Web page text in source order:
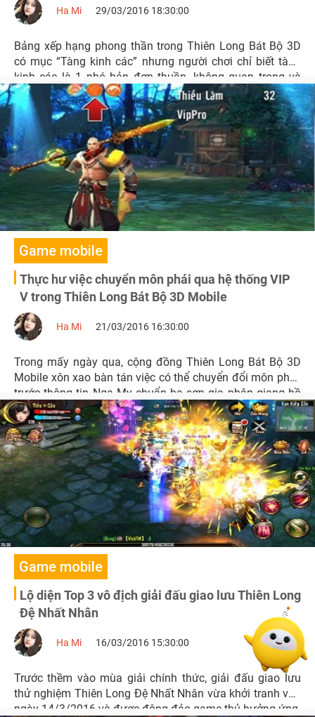
Ha Mi 29/03/2016 18:30:00
Bảng xếp hạng phong thần trong Thiên Long Bát Bộ 3D
có mục “Tàng kinh các” nhưng người chơi chỉ biết tàng
kinh các là 1 phó bản đơn thuần, không quan trọng và
không hào hứng tham gia. Thật sai lầm nếu bỏ qua phó
bản này!
Game mobile
Thực hư việc chuyển môn phái qua hệ thống VIP
V trong Thiên Long Bát Bộ 3D Mobile
Ha Mi 21/03/2016 16:30:00
Trong mấy ngày qua, cộng đồng Thiên Long Bát Bộ 3D
Mobile xôn xao bàn tán việc có thể chuyển đổi môn phái,
trước thông tin Nga My chuẩn hạ sơn gia nhập giang hồ
thì việc đổi phái lại càng nóng hơn bao giờ hết. Vậy thực
hư việc này ra sao?
Game mobile
Lộ diện Top 3 vô địch giải đấu giao lưu Thiên Long
Đệ Nhất Nhân
Ha Mi 16/03/2016 15:30:00
Trước thềm vào mùa giải chính thức, giải đấu giao lưu
thử nghiệm Thiên Long Đệ Nhất Nhân vừa khởi tranh vào
ngày 14/3/2016 và được đông đảo game thủ hưởng ứng.